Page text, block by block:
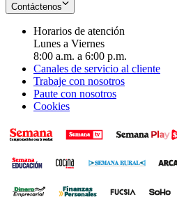
Contáctenos
Horarios de atención
Lunes a Viernes
8:00 a.m. a 6:00 p.m.
Canales de servicio al cliente
Trabaje con nosotros
Paute con nosotros
Cookies